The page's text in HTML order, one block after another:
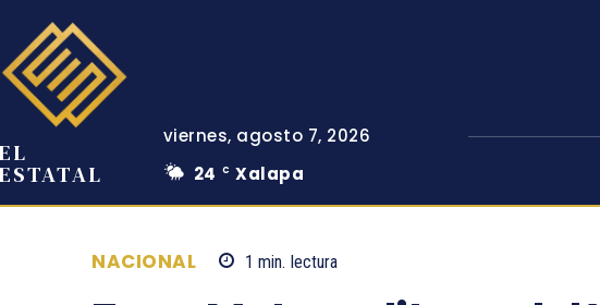
EL
ESTATAL
viernes, agosto 7, 2026
24
C Xalapa
NACIONAL 1 min. lectura